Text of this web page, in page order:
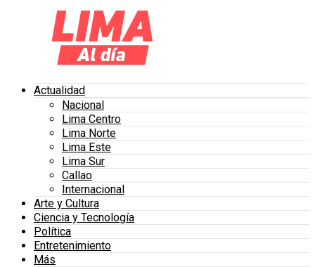
Actualidad
Nacional
Lima Centro
Lima Norte
Lima Este
Lima Sur
Callao
Internacional
Arte y Cultura
Ciencia y Tecnología
Política
Entretenimiento
Más